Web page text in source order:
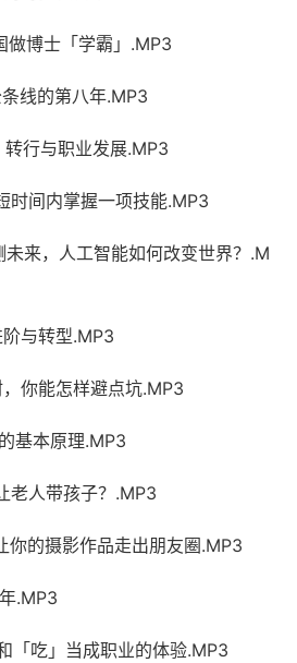
博士「学霸」.MP3
线的第八年.MP3
行与职业发展.MP3
间内掌握一项技能.MP3
来，人工智能如何改变世界？.M
与转型.MP3
你能怎样避点坑.MP3
基本原理.MP3
老人带孩子？.MP3
的摄影作品走出朋友圈.MP3
.MP3
「吃」当成职业的体验.MP3